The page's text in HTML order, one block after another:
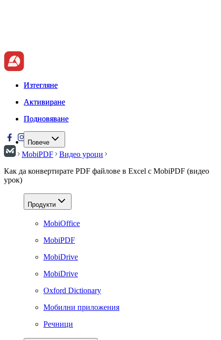
Изтегляне
Активиране
Подновяване
Повече
Изтегляне
Активиране
Подновяване
MobiPDF
Видео уроци
Как да конвертирате PDF файлове в Excel с MobiPDF (видео
урок)
Продукти
MobiOffice
MobiPDF
MobiDrive
MobiDrive
Oxford Dictionary
Мобилни приложения
Речници